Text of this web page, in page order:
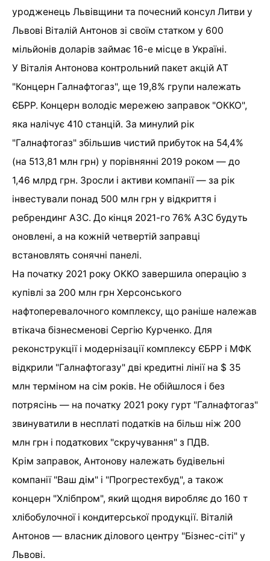
уродженець Львівщини та почесний консул Литви у
Львові Віталій Антонов зі своїм статком у 600
мільйонів доларів займає 16-е місце в Україні.
У Віталія Антонова контрольний пакет акцій АТ
"Концерн Галнафтогаз", ще 19,8% групи належать
ЄБРР. Концерн володіє мережею заправок "ОККО",
яка налічує 410 станцій. За минулий рік
"Галнафтогаз" збільшив чистий прибуток на 54,4%
(на 513,81 млн грн) у порівнянні 2019 роком — до
1,46 млрд грн. Зросли і активи компанії — за рік
інвестували понад 500 млн грн у відкриття і
ребрендинг АЗС. До кінця 2021-го 76% АЗС будуть
оновлені, а на кожній четвертій заправці
встановлять сонячні панелі.
На початку 2021 року ОККО завершила операцію з
купівлі за 200 млн грн Херсонського
нафтоперевалочного комплексу, що раніше належав
втікача бізнесменові Сергію Курченко. Для
реконструкції і модернізації комплексу ЄБРР і МФК
відкрили "Галнафтогазу" дві кредитні лінії на $ 35
млн терміном на сім років. Не обійшлося і без
потрясінь — на початку 2021 року гурт "Галнафтогаз"
звинуватили в несплаті податків на більш ніж 200
млн грн і податкових "скручування" з ПДВ.
Крім заправок, Антонову належать будівельні
компанії "Ваш дім" і "Прогрестехбуд", а також
концерн "Хлібпром", який щодня виробляє до 160 т
хлібобулочної і кондитерської продукції. Віталій
Антонов — власник ділового центру "Бізнес-сіті" у
Львові.